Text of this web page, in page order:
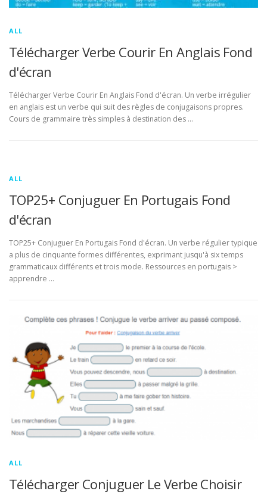
ALL
Télécharger Verbe Courir En Anglais Fond
d'écran
Télécharger Verbe Courir En Anglais Fond d'écran. Un verbe irrégulier
en anglais est un verbe qui suit des règles de conjugaisons propres.
Cours de grammaire très simples à destination des …
ALL
TOP25+ Conjuguer En Portugais Fond
d'écran
TOP25+ Conjuguer En Portugais Fond d'écran. Un verbe régulier typique
a plus de cinquante formes différentes, exprimant jusqu'à six temps
grammaticaux différents et trois mode. Ressources en portugais >
apprendre …
ALL
Télécharger Conjuguer Le Verbe Choisir